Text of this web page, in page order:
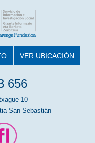
VER UBICACIÓN
656
10
San Sebastián